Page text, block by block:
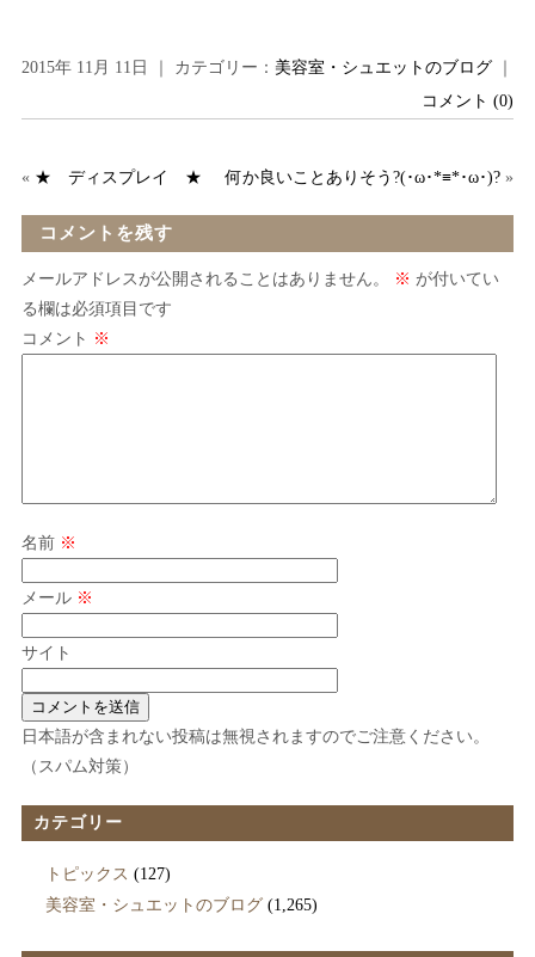
2015年 11月 11日 ｜ カテゴリー： 美容室・シュエットのブログ
コメント (0)
« ★ ディスプレイ ★ 何か良いことありそう?(･ω･*≡*･ω･)? »
コメントを残す
メールアドレスが公開されることはありません。 ※ が付いてい
る欄は必須項目です
コメント ※
名前 ※
メール ※
サイト
日本語が含まれない投稿は無視されますのでご注意ください。
（スパム対策）
カテゴリー
トピックス (127)
美容室・シュエットのブログ(1,265)